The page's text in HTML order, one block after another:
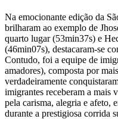
Na emocionante edição da
brilharam ao exemplo de
quarto lugar (53min37s) e
(46min07s), destacaram-se
Contudo, foi a equipe de
amadores), composta por
verdadeiramente
imigrantes receberam a mais
pela carisma, alegria e afeto,
durante a prestigiosa corrida